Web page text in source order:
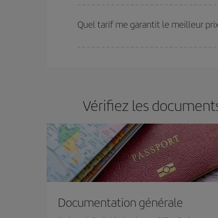
plus économiques (touristiques). Par
Quel tarif me garantit le meilleur
Vérifiez les
Documentation générale